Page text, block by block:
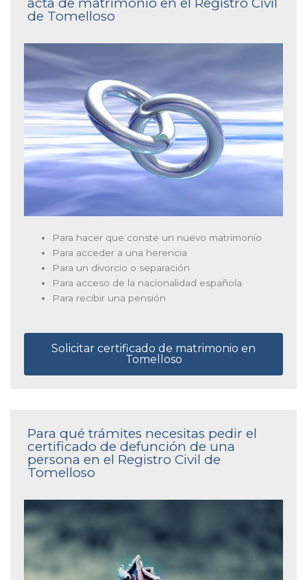
de Tomelloso
Para hacer que conste un nuevo matrimonio
Para acceder a una herencia
Para un divorcio o separación
Para acceso de la nacionalidad española
Para recibir una pensión
Solicitar certificado de matrimonio en
Tomelloso
Para qué trámites necesitas pedir el
certificado de defunción de una
persona en el Registro Civil de
Tomelloso